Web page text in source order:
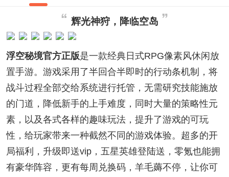
辉光神狩，降临空岛
浮空秘境官方正版是一款经典日式RPG像素风休闲放
置手游。游戏采用了半回合半即时的行动条机制，将
战斗过程全部交给系统进行托管，无需研究技能施放
的门道，降低新手的上手难度，同时大量的策略性元
素，以及各式各样的趣味玩法，提升了游戏的可玩
性，给玩家带来一种截然不同的游戏体验。超多的开
局福利，升级即送vip，五星英雄登陆送，零氪也能拥
有豪华阵容，更有每周兑换码，羊毛薅不停，让你可